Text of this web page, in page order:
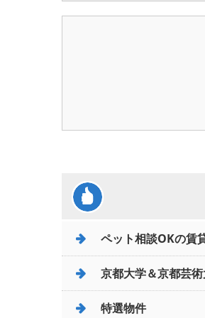
ペット相談OKの賃
京都大学＆京都芸
特選物件